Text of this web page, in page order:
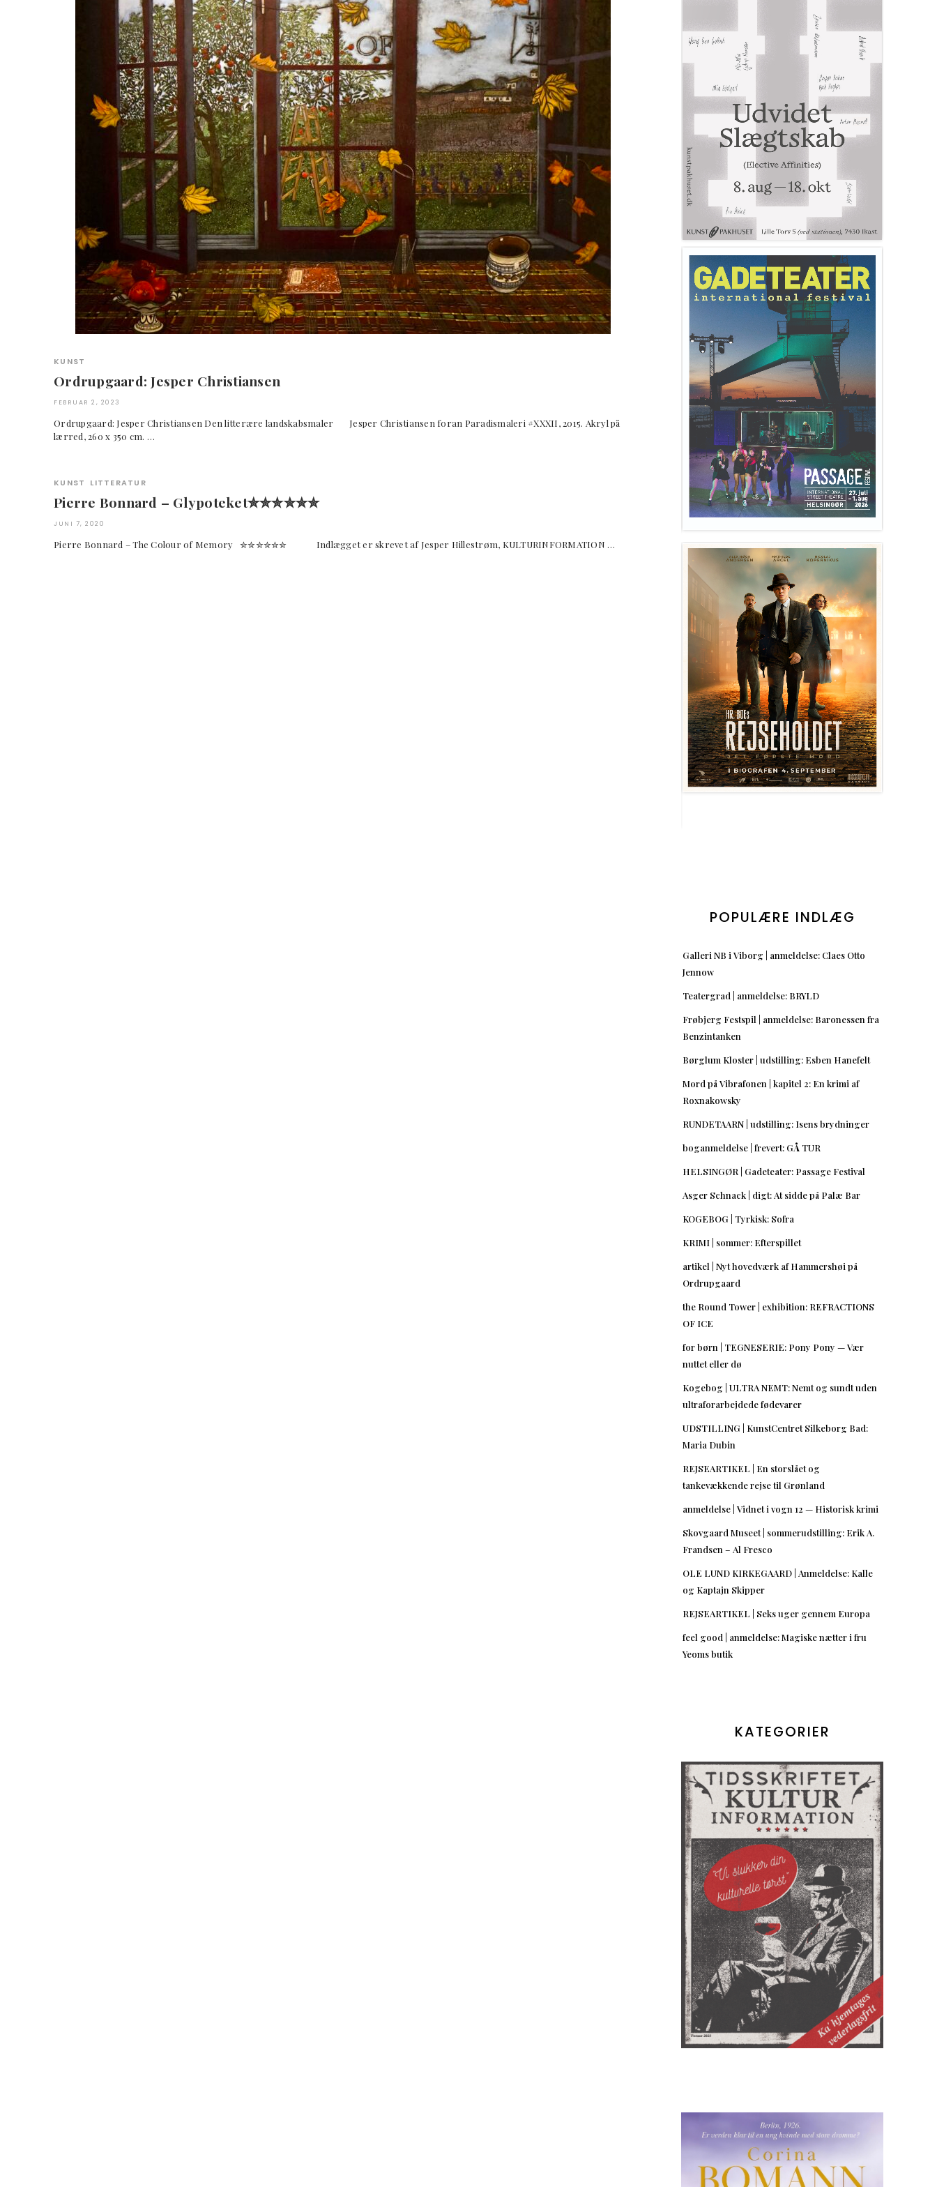
KUNST
Ordrupgaard: Jesper Christiansen
FEBRUAR 2, 2023
Ordrupgaard: Jesper Christiansen Den litterære landskabsmaler Jesper Christiansen foran Paradismaleri #XXXII, 2015. Akryl på
lærred, 260 x 350 cm. …
KUNST LITTERATUR
Pierre Bonnard – Glypoteket✮✮✮✮✮✮
JUNI 7, 2020
Pierre Bonnard – The Colour of Memory ✮✮✮✮✮✮ Indlægget er skrevet af Jesper Hillestrøm, KULTURINFORMATION …
POPULÆRE INDLÆG
Galleri NB i Viborg | anmeldelse: Claes Otto
Jennow
Teatergrad | anmeldelse: BRYLD
Frøbjerg Festspil | anmeldelse: Baronessen fra
Benzintanken
Børglum Kloster | udstilling: Esben Hanefelt
Mord på Vibrafonen | kapitel 2: En krimi af
Roxnakowsky
RUNDETAARN | udstilling: Isens brydninger
boganmeldelse | frevert: GÅ TUR
HELSINGØR | Gadeteater: Passage Festival
Asger Schnack | digt: At sidde på Palæ Bar
KOGEBOG | Tyrkisk: Sofra
KRIMI | sommer: Efterspillet
artikel | Nyt hovedværk af Hammershøi på
Ordrupgaard
the Round Tower | exhibition: REFRACTIONS
OF ICE
for børn | TEGNESERIE: Pony Pony — Vær
nuttet eller dø
Kogebog | ULTRA NEMT: Nemt og sundt uden
ultraforarbejdede fødevarer
UDSTILLING | KunstCentret Silkeborg Bad:
Maria Dubin
REJSEARTIKEL | En storslået og
tankevækkende rejse til Grønland
anmeldelse | Vidnet i vogn 12 — Historisk krimi
Skovgaard Museet | sommerudstilling: Erik A.
Frandsen – Al Fresco
OLE LUND KIRKEGAARD | Anmeldelse: Kalle
og Kaptajn Skipper
REJSEARTIKEL | Seks uger gennem Europa
feel good | anmeldelse: Magiske nætter i fru
Yeoms butik
KATEGORIER